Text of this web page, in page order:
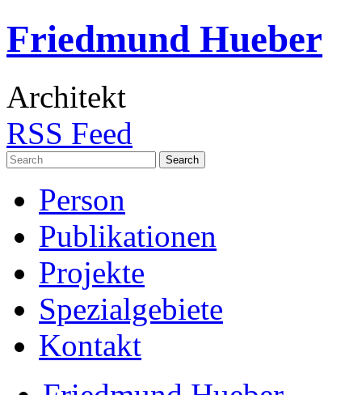
Friedmund Hueber
Architekt
RSS Feed
Search
for:
Person
Publikationen
Projekte
Spezialgebiete
Kontakt